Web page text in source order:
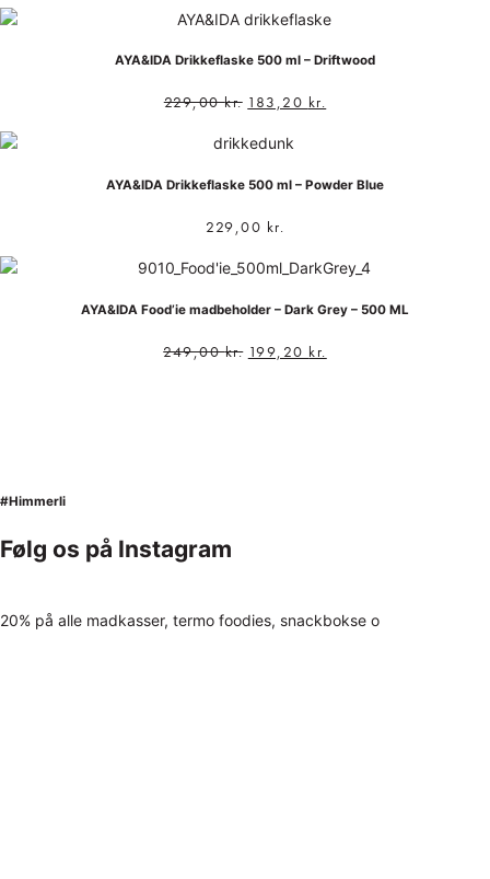
AYA&IDA Drikkeflaske 500 ml – Driftwood
229,00kr. 183,20 kr.
AYA&IDA Drikkeflaske 500 ml – Powder Blue
229,00 kr.
AYA&IDA Food’ie madbeholder – Dark Grey – 500 ML
249,00kr. 199,20 kr.
#Himmerli
Følg os på Instagram
20% på alle madkasser, termo foodies, snackbokse o